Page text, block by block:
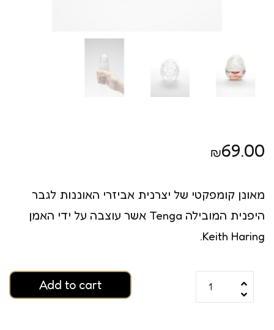
₪69.00
מאונן קומפקטי של יצרנית אביזרי האוננות לגבר
היפנית המובילה Tenga אשר עוצבה על ידי האמן
Keith Haring.
Add to cart